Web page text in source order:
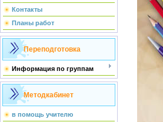
Контакты
Планы работ
Переподготовка
Информация по группам
Методкабинет
в помощь учителю